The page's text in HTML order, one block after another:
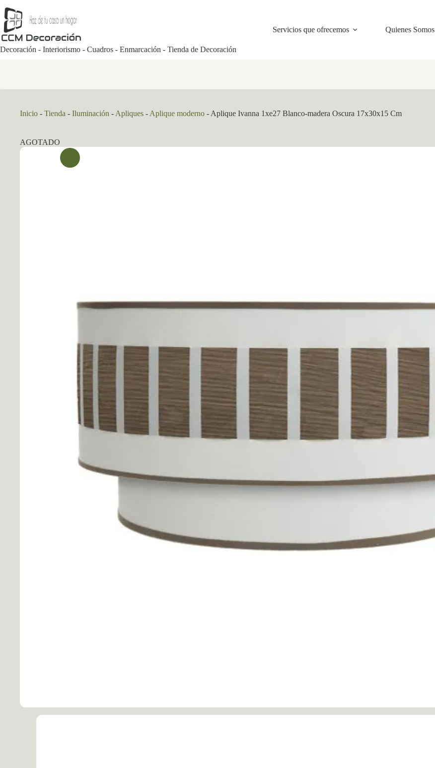
al
contenido
Decoración - Interiorismo - Cuadros - Enmarcación - Tienda de Decoración
Servicios que ofrecemos Quienes Somos
Inicio - Tienda - Iluminación - Apliques - Aplique moderno - Aplique Ivanna 1xe27 Blanco-madera Oscura 17x30x15 Cm
AGOTADO